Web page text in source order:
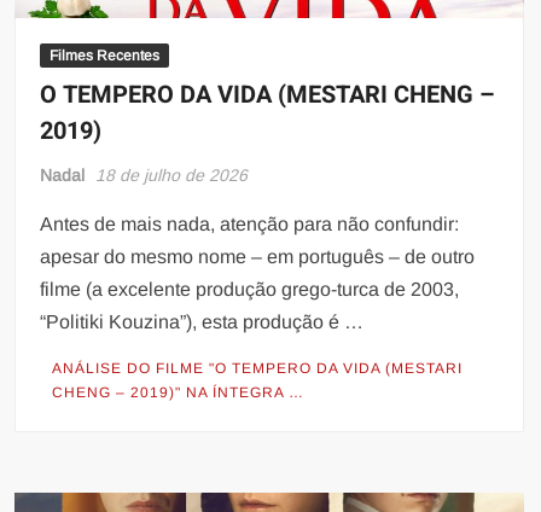
Filmes Recentes
O TEMPERO DA VIDA (MESTARI CHENG –
2019)
Nadal 18 de julho de 2026
Antes de mais nada, atenção para não confundir:
apesar do mesmo nome – em português – de outro
filme (a excelente produção grego-turca de 2003,
“Politiki Kouzina”), esta produção é …
ANÁLISE DO FILME "O TEMPERO DA VIDA (MESTARI
CHENG – 2019)" NA ÍNTEGRA …